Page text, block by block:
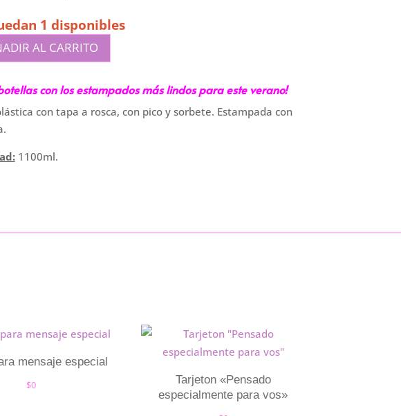
1 disponibles
AL CARRITO
con los estampados más lindos para este verano!
con tapa a rosca, con pico y sorbete. Estampada con
1100ml.
mensaje especial
$0
Tarjeton «Pensado
especialmente para vos»